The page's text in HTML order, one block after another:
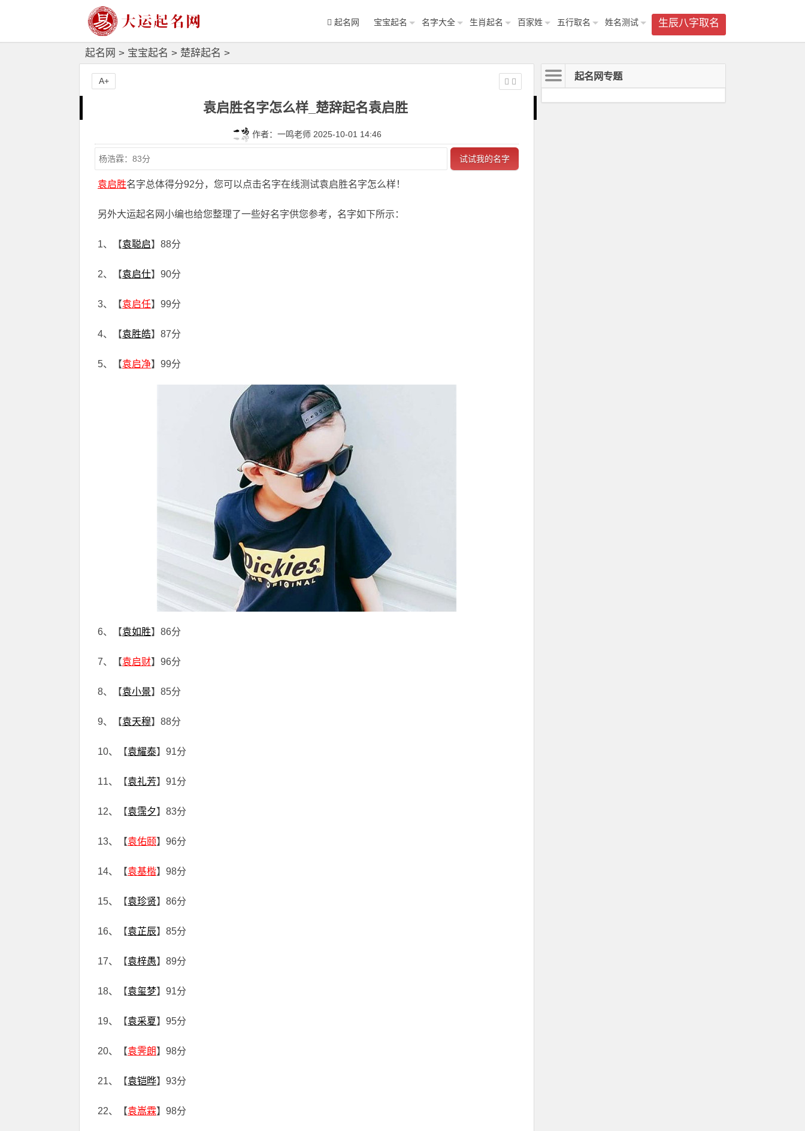
生辰八字取名
起名网 宝宝起名 名字大全 生肖起名 百家姓 五行取名 姓名测试
起名网 > 宝宝起名 > 楚辞起名 >
袁启胜名字怎么样_楚辞起名袁启胜
作者：一鸣老师 2025-10-01 14:46
试试我的名字
袁启胜名字总体得分92分，您可以点击名字在线测试袁启胜名字怎么样！
另外大运起名网小编也给您整理了一些好名字供您参考，名字如下所示：
1、【袁聪启】88分
2、【袁启仕】90分
3、【袁启任】99分
4、【袁胜皓】87分
5、【袁启净】99分
6、【袁如胜】86分
7、【袁启财】96分
8、【袁小景】85分
9、【袁天穆】88分
10、【袁耀泰】91分
11、【袁礼芳】91分
12、【袁霈夕】83分
13、【袁佑颐】96分
14、【袁基楷】98分
15、【袁珍贤】86分
16、【袁芷辰】85分
17、【袁梓愚】89分
18、【袁玺梦】91分
19、【袁采夏】95分
20、【袁霁朗】98分
21、【袁铠晔】93分
22、【袁嵩霖】98分
A+ 起名网专题